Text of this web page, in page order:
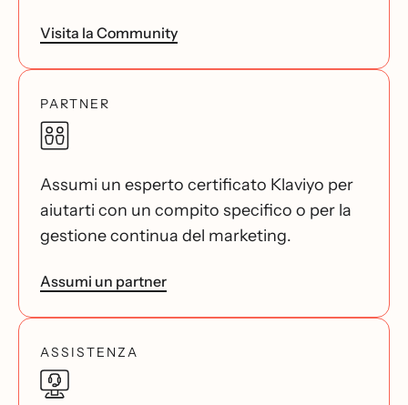
Visita la Community
PARTNER
Assumi un esperto certificato Klaviyo per
aiutarti con un compito specifico o per la
gestione continua del marketing.
Assumi un partner
ASSISTENZA